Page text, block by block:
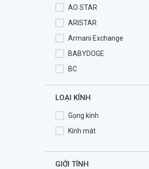
AO STAR
ARISTAR
Armani Exchange
BABYDOGE
BC
BeBe
BENTLEY
Blake
BOLON
Burberry
LOẠI KÍNH
Gọng kính
Kính mát
GIỚI TÍNH